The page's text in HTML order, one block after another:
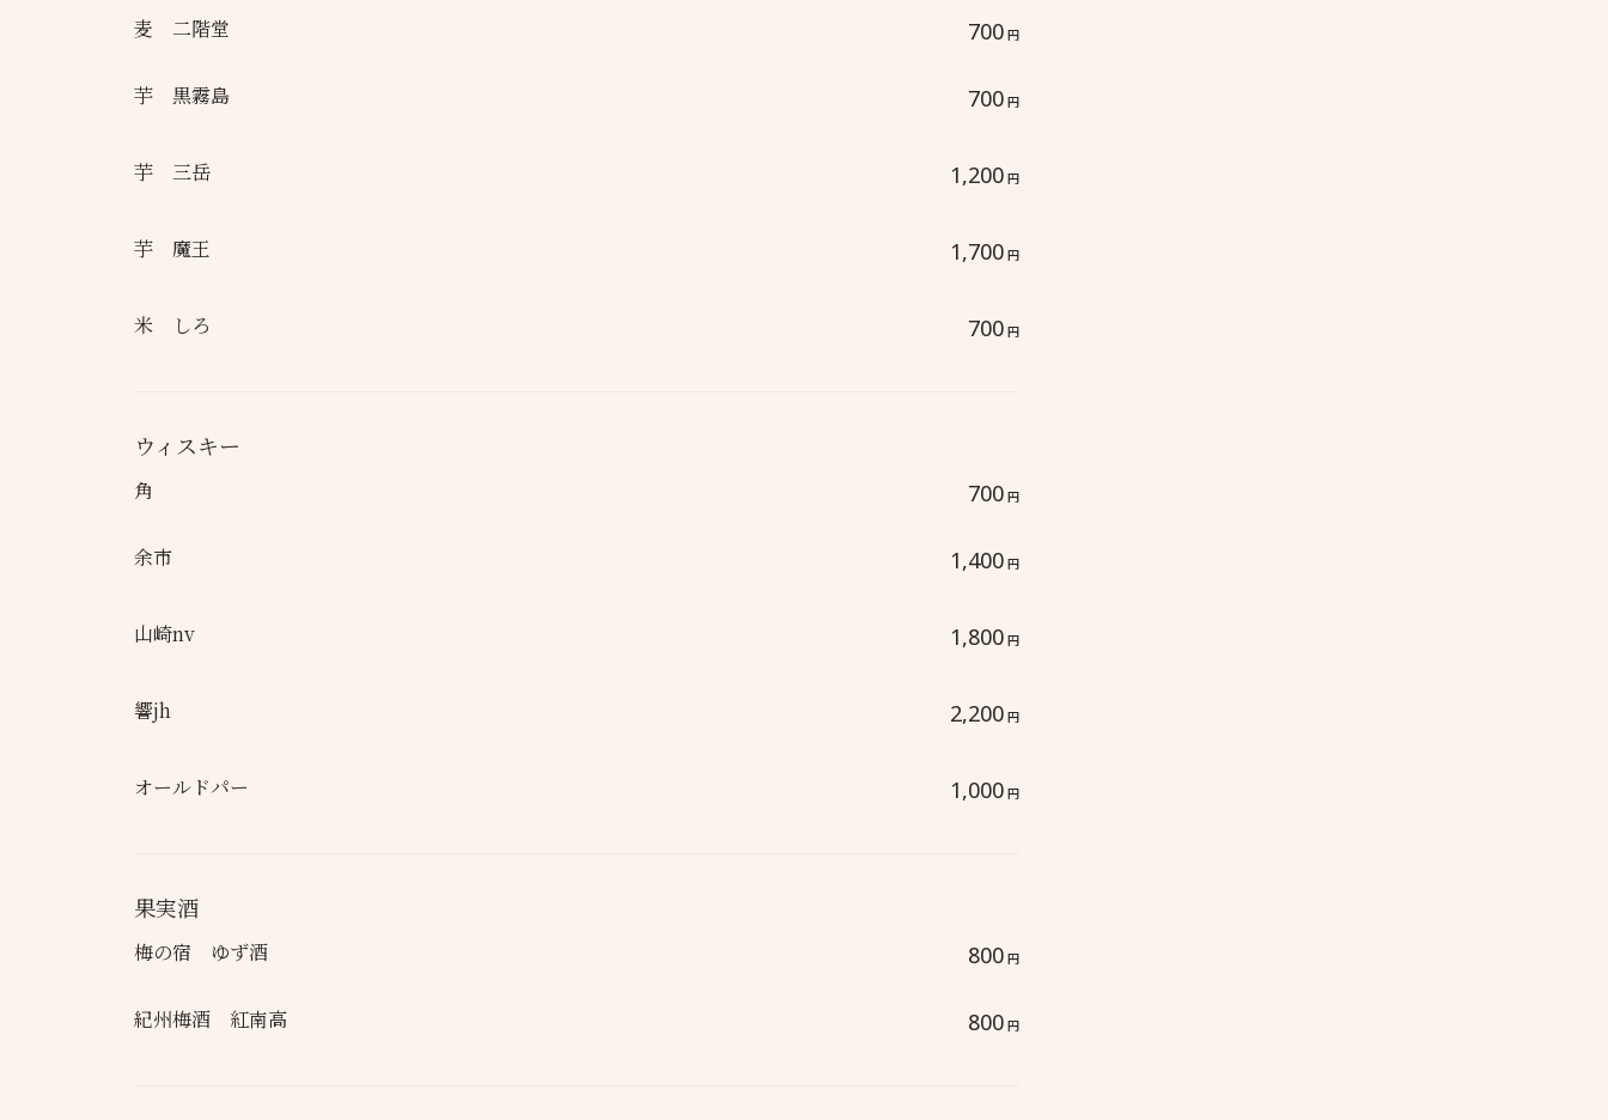
麦 二階堂 700 円
芋 黒霧島 700 円
芋 三岳 1,200 円
芋 魔王 1,700 円
米 しろ 700 円
ウィスキー
角 700 円
余市 1,400 円
山崎nv 1,800 円
響jh 2,200 円
オールドパー 1,000 円
果実酒
梅の宿 ゆず酒 800 円
紀州梅酒 紅南高 800 円